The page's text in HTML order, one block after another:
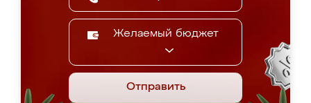
Желаемый бюджет
Отправить